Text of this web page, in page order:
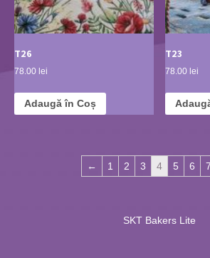
T26
78.00 lei
Adaugă în Coș
T23
78.00 lei
← 1 2 3 4 5 6 7
SKT Bakers Lite